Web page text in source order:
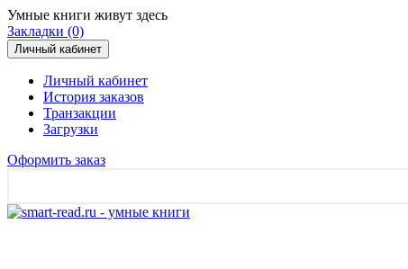
Умные книги живут здесь
Закладки (0)
Личный кабинет
Личный кабинет
История заказов
Транзакции
Загрузки
Оформить заказ